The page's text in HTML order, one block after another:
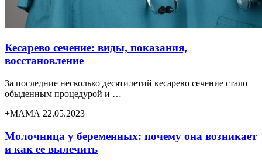
Кесарево сечение: виды, показания,
восстановление
За последние несколько десятилетий кесарево сечение стало
обыденным процедурой и …
+МАМА 22.05.2023
Молочница у беременных: почему она возникает
и как ее вылечить